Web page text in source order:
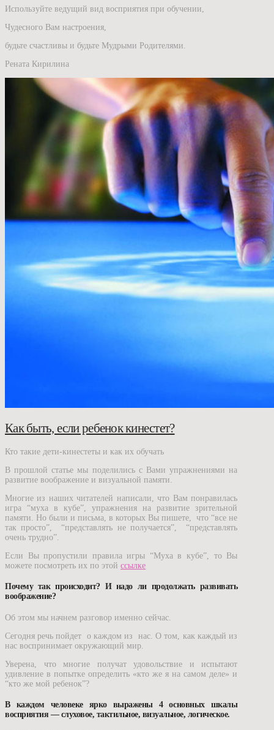
Используйте ведущий вид восприятия при обучении,
Чудесного Вам настроения,
будьте счастливы и будьте Мудрыми Родителями.
Рената Кирилина
Как быть, если ребенок кинестет?
Кто такие дети-кинестеты и как их обучать
В прошлой статье мы поделились с Вами упражнениями на
развитие воображение и визуальной памяти.
Многие из наших читателей написали, что Вам понравилась
игра “муха в кубе”, упражнения на развитие зрительной
памяти. Но были и письма, в которых Вы пишете, что “все не
так просто”, “представлять не получается”, “представлять
очень трудно”.
Если Вы пропустили правила игры “Муха в кубе”, то Вы
можете посмотреть их по этой ссылке
Почему так происходит? И надо ли продолжать развивать
воображение?
Об этом мы начнем разговор именно сейчас.
Сегодня речь пойдет о каждом из нас. О том, как каждый из
нас воспринимает окружающий мир.
Уверена, что многие получат удовольствие и испытают
удивление в попытке определить «кто же я на самом деле» и
“кто же мой ребенок”?
В каждом человеке ярко выражены 4 основных шкалы
восприятия — слуховое, тактильное, визуальное, логическое.